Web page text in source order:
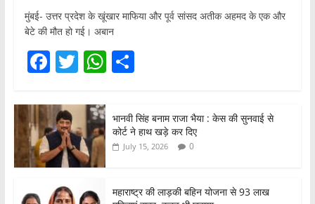
मुंबई- उत्तर प्रदेश के खूंखार माफिया और पूर्व सांसद अतीक अहमद के एक और
बेटे की मौत हो गई। अबान
F
c
e
b
o
o
T
itt
er
W
s
A
p
S
ar
e
भानवी सिंह बनाम राजा भैया : केस की सुनवाई से
कोर्ट ने हाथ खड़े कर दिए
July 15, 2026 0
महाराष्ट्र की लाड़की बहिन योजना से 93 लाख